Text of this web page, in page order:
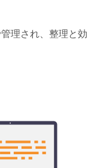
理され、整理と効